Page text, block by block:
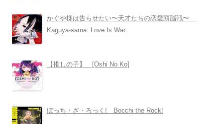
かぐや様は告らせたい〜天才たちの恋愛頭脳戦〜
Kaguya-sama: Love Is War
【推しの子】 [Oshi No Ko]
ぼっち・ざ・ろっく! Bocchi the Rock!